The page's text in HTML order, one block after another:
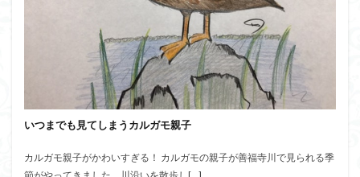
いつまでも見てしまうカルガモ親子
カルガモ親子がかわいすぎる！ カルガモの親子が善福寺川で見られる季